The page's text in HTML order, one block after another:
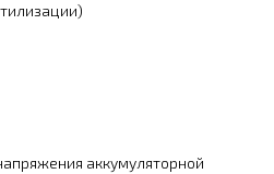
аккумуляторной